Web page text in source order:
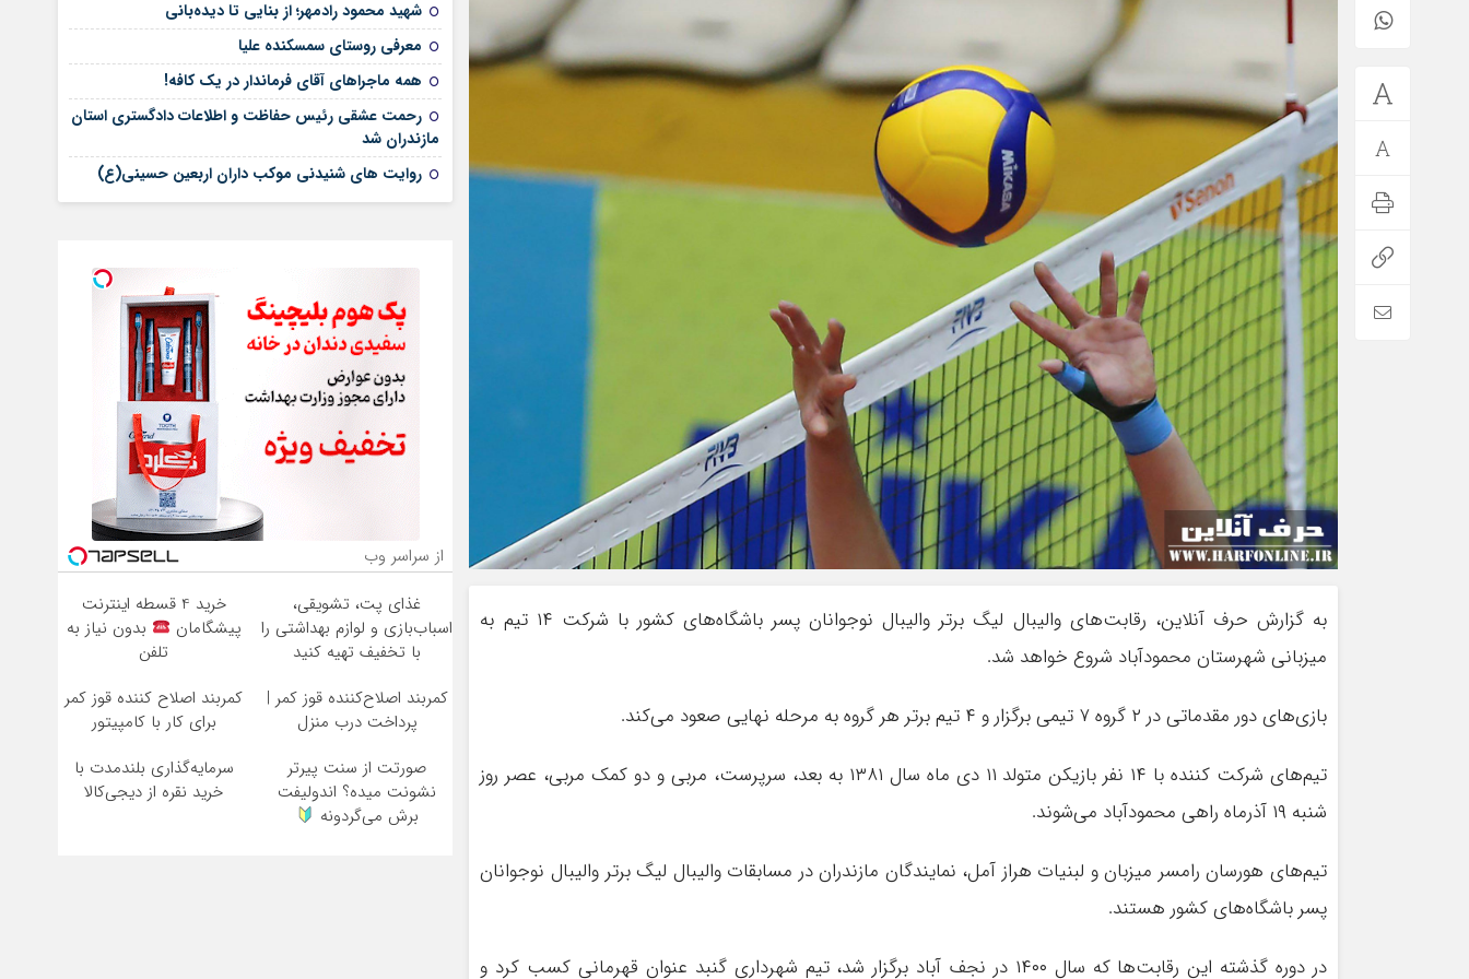
به گزارش حرف آنلاین، رقابت‌های والیبال لیگ برتر والیبال نوجوانان پسر باشگاه‌های کشور با شرکت ۱۴ تیم به
میزبانی شهرستان محمودآباد شروع خواهد شد.
بازی‌های دور مقدماتی در ۲ گروه ۷ تیمی برگزار و ۴ تیم برتر هر گروه به مرحله نهایی صعود می‌کند.
تیم‌های شرکت کننده با ۱۴ نفر بازیکن متولد ۱۱ دی ماه سال ۱۳۸۱ به بعد، سرپرست، مربی و دو کمک مربی، عصر روز
شنبه ۱۹ آذرماه راهی محمودآباد می‌شوند.
تیم‌های هورسان رامسر میزبان و لبنیات هراز آمل، نمایندگان مازندران در مسابقات والیبال لیگ برتر والیبال نوجوانان
پسر باشگاه‌های کشور هستند.
در دوره گذشته این رقابت‌ها که سال ۱۴۰۰ در نجف آباد برگزار شد، تیم شهرداری گنبد عنوان قهرمانی کسب کرد و
شهید محمود رادمهر؛ از بنایی تا دیده‌بانی
معرفی روستای سمسکنده علیا
همه ماجراهای آقای فرماندار در یک کافه!
رحمت عشقی رئیس حفاظت و اطلاعات دادگستری استان
مازندران شد
روایت های شنیدنی موکب داران اربعین حسینی(ع)
از سراسر وب
غذای پت، تشویقی،
اسباب‌بازی و لوازم بهداشتی را
با تخفیف تهیه کنید
خرید 4 قسطه اینترنت
پیشگامان
بدون نیاز به
تلفن
کمربند اصلاح‌کننده قوز کمر |
پرداخت درب منزل
کمربند اصلاح کننده قوز کمر
برای کار با کامپیتور
صورتت از سنت پیرتر
نشونت میده؟ اندولیفت
برش می‌گردونه
سرمایه‌گذاری بلندمدت با
خرید نقره از دیجی‌کالا